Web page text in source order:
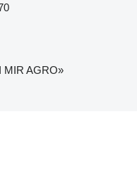
MIR AGRO»